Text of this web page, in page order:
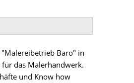
Baro" in
das Malerhandwerk.
und Know how